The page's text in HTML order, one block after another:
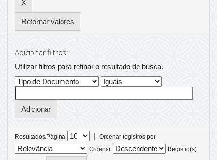
Retornar valores
Adicionar filtros:
Utilizar filtros para refinar o resultado de busca.
Resultados/Página |
Ordenar registros por
Ordenar
Registro(s)